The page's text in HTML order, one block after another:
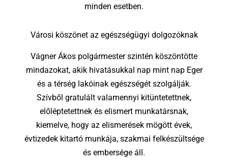
minden esetben.
Városi köszönet az egészségügyi dolgozóknak
Vágner Ákos polgármester szintén köszöntötte
mindazokat, akik hivatásukkal nap mint nap Eger
és a térség lakóinak egészségét szolgálják.
Szívből gratulált valamennyi kitüntetettnek,
előléptetettnek és elismert munkatársnak,
kiemelve, hogy az elismerések mögött évek,
évtizedek kitartó munkája, szakmai felkészültsége
és embersége áll.